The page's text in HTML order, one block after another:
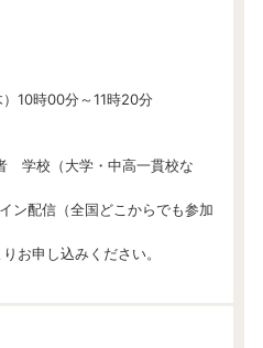
10時00分～11時20分
学校（大学・中高一貫校な
配信（全国どこからでも参加
りお申し込みください。